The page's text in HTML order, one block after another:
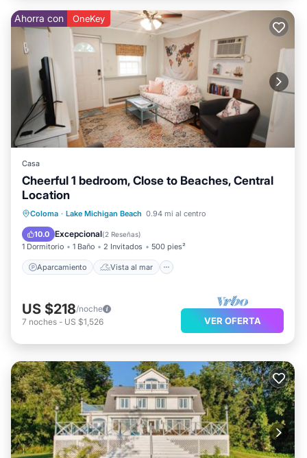
Ahorra con OneKey
Casa
Cheerful 1 bedroom, Close to Beaches, Central
Location
Coloma · Lake Michigan Beach 0.94 mi al centro
10.0 Excepcional(2 Reseñas)
1 Dormitorio 1 Baño 2 Invitados 500 pies²
Aparcamiento Vista al mar
Aparcamiento
Vista al mar
Balcón/Terraza
US $218/noche
7 noches - US $1,526 VER OFERTA